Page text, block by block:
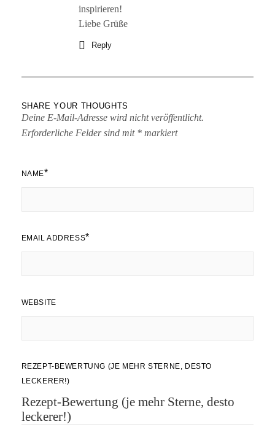
inspirieren!
Liebe Grüße
Reply
SHARE YOUR THOUGHTS
Deine E-Mail-Adresse wird nicht veröffentlicht.
Erforderliche Felder sind mit *markiert
NAME*
EMAIL ADDRESS*
WEBSITE
REZEPT-BEWERTUNG (JE MEHR STERNE, DESTO
LECKERER!)
Rezept-Bewertung (je mehr Sterne, desto
leckerer!)